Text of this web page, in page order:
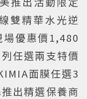
雙精華水光逆
優惠價1,480
任選兩支特價
面膜任選3
出精選保養商